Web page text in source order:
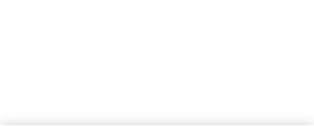
芸術・アート 映画・音楽・演劇